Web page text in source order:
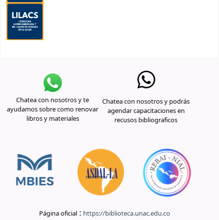
Chatea con nosotros y te
ayudamos sobre como renovar
libros y materiales
Chatea con nosotros y podrás
agendar capacitaciones en
recusos bibliograficos
Página oficial : https://biblioteca.unac.edu.co